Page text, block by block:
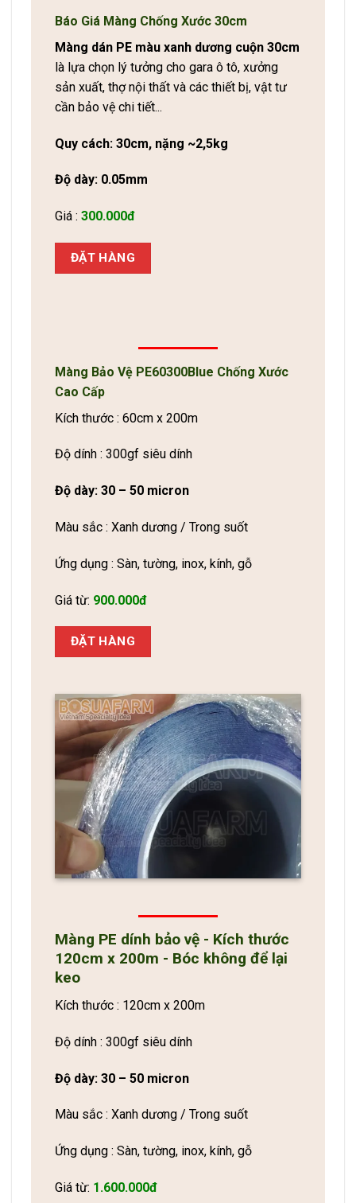
Báo Giá Màng Chống Xước 30cm
Màng dán PE màu xanh dương cuộn 30cm
là lựa chọn lý tưởng cho gara ô tô, xưởng
sản xuất, thợ nội thất và các thiết bị, vật tư
cần bảo vệ chi tiết...
Quy cách: 30cm, nặng ~2,5kg
Độ dày: 0.05mm
Giá : 300.000đ
ĐẶT HÀNG
Màng Bảo Vệ PE60300Blue Chống Xước
Cao Cấp
Kích thước : 60cm x 200m
Độ dính : 300gf siêu dính
Độ dày: 30 – 50 micron
Màu sắc : Xanh dương / Trong suốt
Ứng dụng : Sàn, tường, inox, kính, gỗ
Giá từ: 900.000đ
ĐẶT HÀNG
Màng PE dính bảo vệ - Kích thước
120cm x 200m - Bóc không để lại
keo
Kích thước : 120cm x 200m
Độ dính : 300gf siêu dính
Độ dày: 30 – 50 micron
Màu sắc : Xanh dương / Trong suốt
Ứng dụng : Sàn, tường, inox, kính, gỗ
Giá từ: 1.600.000đ